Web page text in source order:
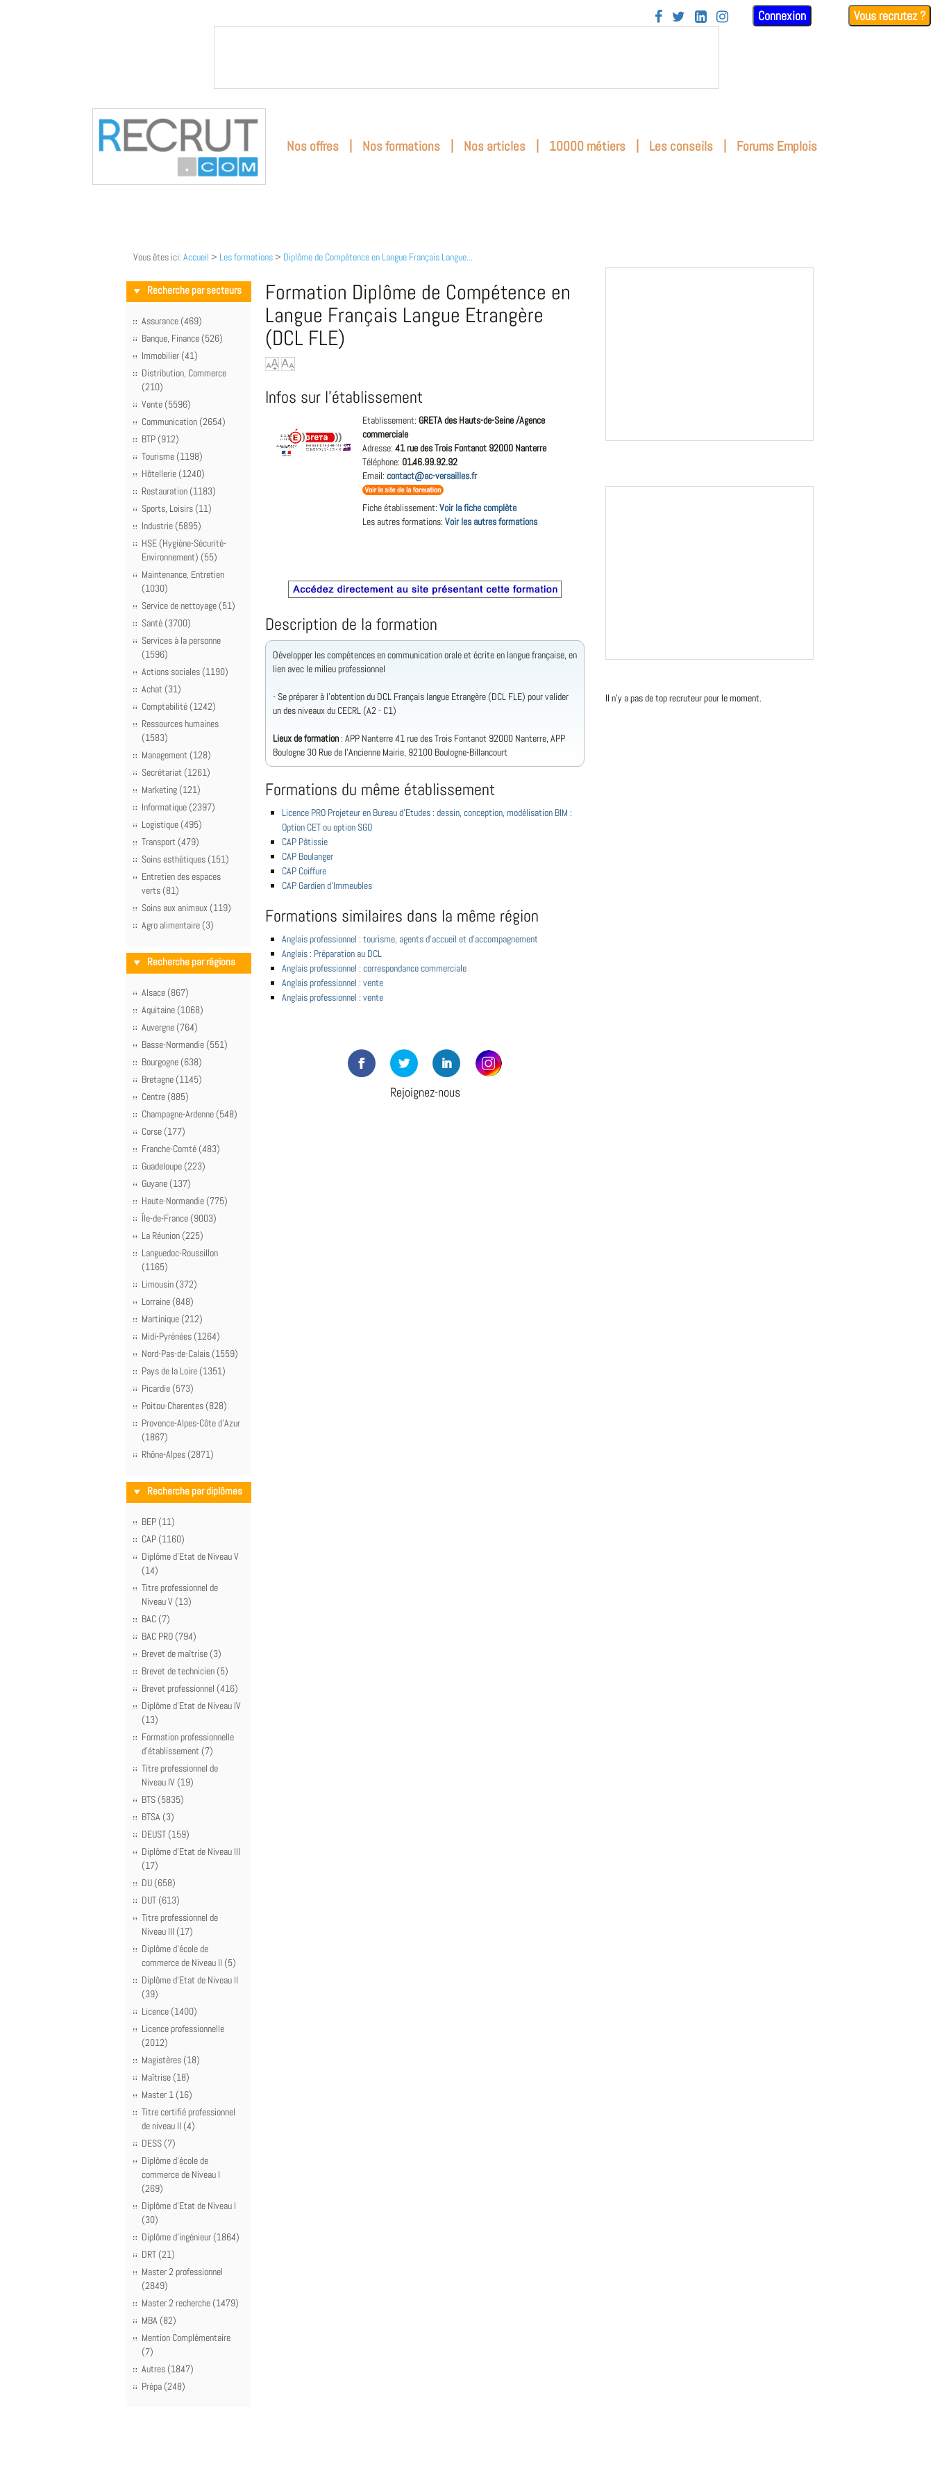
    Connexion Vous recrutez ?
Nos offres | Nos formations | Nos articles | 10000 métiers | Les conseils | Forums Emplois
Vous êtes ici: Accueil > Les formations > Diplôme de Compétence en Langue Français Langue...
Recherche par secteurs
Assurance (469)
Banque, Finance (526)
Immobilier (41)
Distribution, Commerce
(210)
Vente (5596)
Communication (2654)
BTP (912)
Tourisme (1198)
Hôtellerie (1240)
Restauration (1183)
Sports, Loisirs (11)
Industrie (5895)
HSE (Hygiène-Sécurité-
Environnement) (55)
Maintenance, Entretien
(1030)
Service de nettoyage (51)
Santé (3700)
Services à la personne
(1596)
Actions sociales (1190)
Achat (31)
Comptabilité (1242)
Ressources humaines
(1583)
Management (128)
Secrétariat (1261)
Marketing (121)
Informatique (2397)
Logistique (495)
Transport (479)
Soins esthétiques (151)
Entretien des espaces
verts (81)
Soins aux animaux (119)
Agro alimentaire (3)
Recherche par régions
Alsace (867)
Aquitaine (1068)
Auvergne (764)
Basse-Normandie (551)
Bourgogne (638)
Bretagne (1145)
Centre (885)
Champagne-Ardenne (548)
Corse (177)
Franche-Comté (483)
Guadeloupe (223)
Guyane (137)
Haute-Normandie (775)
Île-de-France (9003)
La Réunion (225)
Languedoc-Roussillon
(1165)
Limousin (372)
Lorraine (848)
Martinique (212)
Midi-Pyrénées (1264)
Nord-Pas-de-Calais (1559)
Pays de la Loire (1351)
Picardie (573)
Poitou-Charentes (828)
Provence-Alpes-Côte d'Azur
(1867)
Rhône-Alpes (2871)
Recherche par diplômes
BEP (11)
CAP (1160)
Diplôme d'Etat de Niveau V
(14)
Titre professionnel de
Niveau V (13)
BAC (7)
BAC PRO (794)
Brevet de maîtrise (3)
Brevet de technicien (5)
Brevet professionnel (416)
Diplôme d'Etat de Niveau IV
(13)
Formation professionnelle
d'établissement (7)
Titre professionnel de
Niveau IV (19)
BTS (5835)
BTSA (3)
DEUST (159)
Diplôme d'Etat de Niveau III
(17)
DU (658)
DUT (613)
Titre professionnel de
Niveau III (17)
Diplôme d'école de
commerce de Niveau II (5)
Diplôme d'Etat de Niveau II
(39)
Licence (1400)
Licence professionnelle
(2012)
Magistères (18)
Maîtrise (18)
Master 1 (16)
Titre certifié professionnel
de niveau II (4)
DESS (7)
Diplôme d'école de
commerce de Niveau I
(269)
Diplôme d'Etat de Niveau I
(30)
Diplôme d'ingénieur (1864)
DRT (21)
Master 2 professionnel
(2849)
Master 2 recherche (1479)
MBA (82)
Mention Complémentaire
(7)
Autres (1847)
Prépa (248)
Formation Diplôme de Compétence en
Langue Français Langue Etrangère
(DCL FLE)
Infos sur l'établissement
Etablissement: GRETA des Hauts-de-Seine /Agence
commerciale
Adresse: 41 rue des Trois Fontanot 92000 Nanterre
Téléphone: 01.46.99.92.92
Email: contact@ac-versailles.fr
Fiche établissement: Voir la fiche complète
Les autres formations: Voir les autres formations
Description de la formation
Développer les compétences en communication orale et écrite en langue française, en
lien avec le milieu professionnel
- Se préparer à l'obtention du DCL Français langue Etrangère (DCL FLE) pour valider
un des niveaux du CECRL (A2 - C1)
Lieux de formation : APP Nanterre 41 rue des Trois Fontanot 92000 Nanterre, APP
Boulogne 30 Rue de l'Ancienne Mairie, 92100 Boulogne-Billancourt
Formations du même établissement
Licence PRO Projeteur en Bureau d'Etudes : dessin, conception, modélisation BIM :
Option CET ou option SGO
CAP Pâtissie
CAP Boulanger
CAP Coiffure
CAP Gardien d'Immeubles
Formations similaires dans la même région
Anglais professionnel : tourisme, agents d'accueil et d'accompagnement
Anglais : Préparation au DCL
Anglais professionnel : correspondance commerciale
Anglais professionnel : vente
Anglais professionnel : vente
Rejoignez-nous
Il n'y a pas de top recruteur pour le moment.